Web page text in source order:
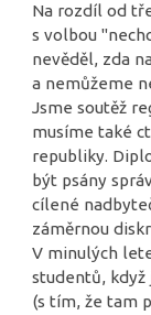
Na rozdíl od
s volbou
nevěděl, zda
a nemůžeme
Jsme soutěž
musíme také
republiky.
být psány
cílené
záměrnou
V minulých
studentů, když
(s tím, že tam